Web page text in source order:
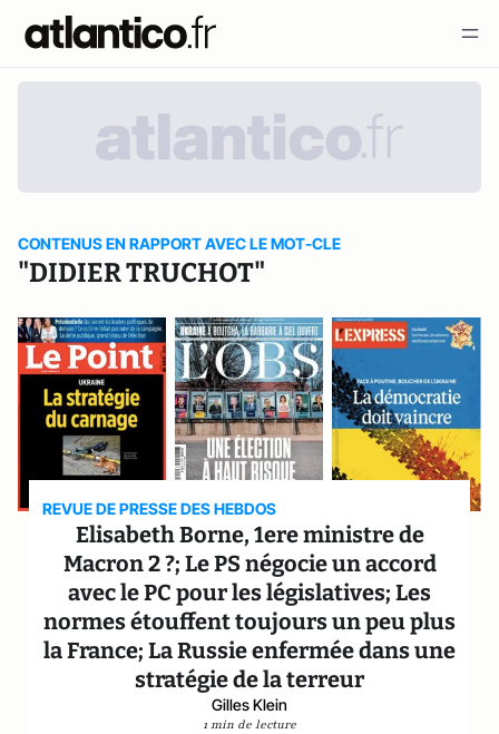
CONTENUS EN RAPPORT AVEC LE MOT-CLE
"DIDIER TRUCHOT"
REVUE DE PRESSE DES HEBDOS
Elisabeth Borne, 1ere ministre de
Macron 2 ?; Le PS négocie un accord
avec le PC pour les législatives; Les
normes étouffent toujours un peu plus
la France; La Russie enfermée dans une
stratégie de la terreur
Gilles Klein
1 min de lecture